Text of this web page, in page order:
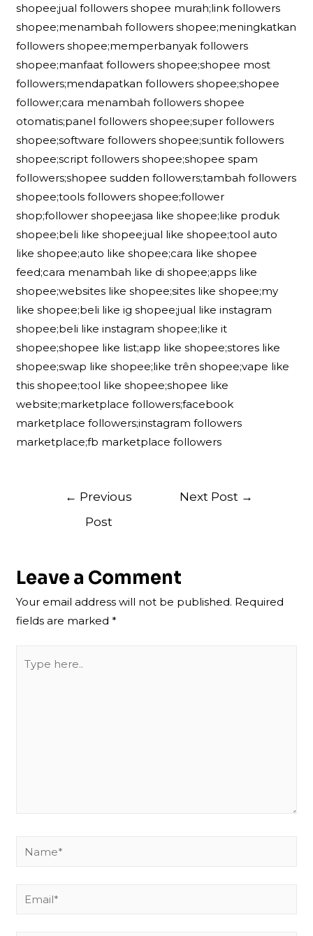
shopee;jual followers shopee murah;link followers
shopee;menambah followers shopee;meningkatkan
followers shopee;memperbanyak followers
shopee;manfaat followers shopee;shopee most
followers;mendapatkan followers shopee;shopee
follower;cara menambah followers shopee
otomatis;panel followers shopee;super followers
shopee;software followers shopee;suntik followers
shopee;script followers shopee;shopee spam
followers;shopee sudden followers;tambah followers
shopee;tools followers shopee;follower
shop;follower shopee;jasa like shopee;like produk
shopee;beli like shopee;jual like shopee;tool auto
like shopee;auto like shopee;cara like shopee
feed;cara menambah like di shopee;apps like
shopee;websites like shopee;sites like shopee;my
like shopee;beli like ig shopee;jual like instagram
shopee;beli like instagram shopee;like it
shopee;shopee like list;app like shopee;stores like
shopee;swap like shopee;like trên shopee;vape like
this shopee;tool like shopee;shopee like
website;marketplace followers;facebook
marketplace followers;instagram followers
marketplace;fb marketplace followers
Post
navigation
← Previous
Post
Next Post →
Leave a Comment
Your email address will not be published. Required
fields are marked*
here..
Name*
Email*